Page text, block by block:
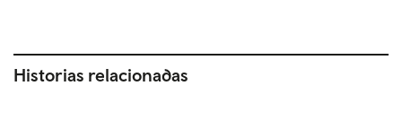
Historias relacionadas